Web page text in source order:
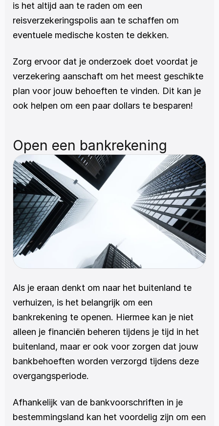
is het altijd aan te raden om een
reisverzekeringspolis aan te schaffen om
eventuele medische kosten te dekken.
Zorg ervoor dat je onderzoek doet voordat je
verzekering aanschaft om het meest geschikte
plan voor jouw behoeften te vinden. Dit kan je
ook helpen om een paar dollars te besparen!
Open een bankrekening
Als je eraan denkt om naar het buitenland te
verhuizen, is het belangrijk om een
bankrekening te openen. Hiermee kan je niet
alleen je financiën beheren tijdens je tijd in het
buitenland, maar er ook voor zorgen dat jouw
bankbehoeften worden verzorgd tijdens deze
overgangsperiode.
Afhankelijk van de bankvoorschriften in je
bestemmingsland kan het voordelig zijn om een